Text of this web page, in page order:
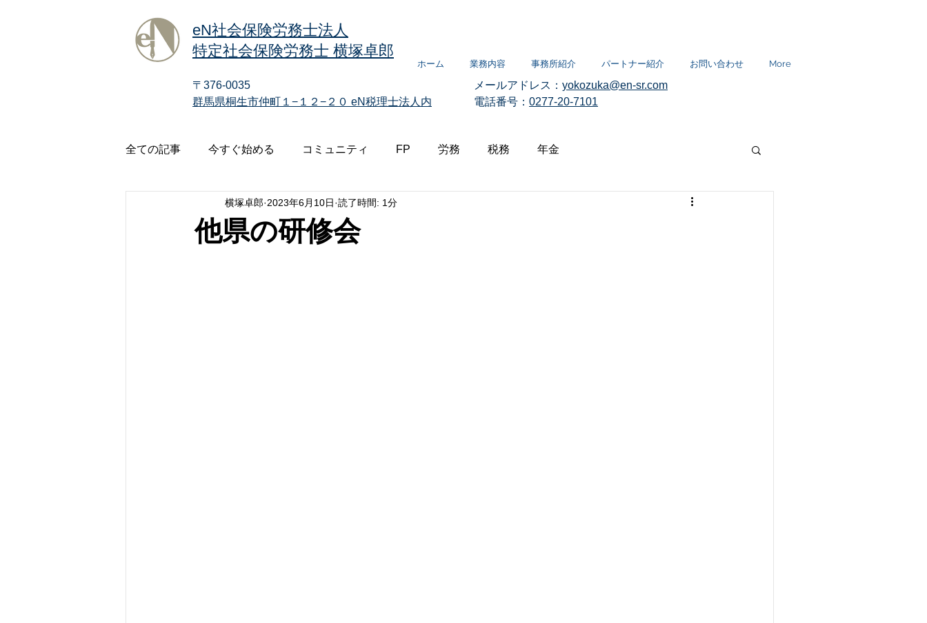
eN社会保険労務士法人
特定社会保険労務士 横塚卓郎
ホーム 業務内容 事務所紹介 パートナー紹介 お問い合わせ More
〒376-0035
群馬県桐生市仲町１−１２−２０ eN税理士法人内
メールアドレス： yokozuka@en-sr.com
電話番号： 0277-20-7101
全ての記事 今すぐ始める コミュニティ FP 労務 税務 年金
他県の研修会
横塚卓郎 2023年6月10日 読了時間: 1分